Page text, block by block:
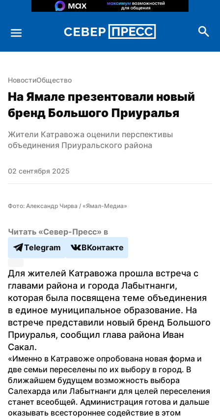
НовостиОбщество
На Ямале презентовали новый
бренд Большого Приуралья
Жители Катравожа оценили перспективы
объединения Приуральского района
02 сентября 2025
Фото: Александр Чирва / «Ямал-Медиа»
Читать «Север-Пресс» в
Telegram
ВКонтакте
Для жителей Катравожа прошла встреча с
главами района и города Лабытнанги,
которая была посвящена теме объединения
в единое муниципальное образование. На
встрече представили новый бренд Большого
Приуралья, сообщил глава района Иван
Сакал.
«Именно в Катравоже опробована новая форма и
две семьи переселены по их выбору в город. В
ближайшем будущем возможность выбора
Салехарда или Лабытнанги для целей переселения
станет всеобщей. Администрация готова и дальше
оказывать всестороннее содействие в этом